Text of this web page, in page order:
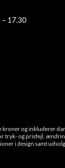
– 17.30
kroner og inkluderer
tryk- og prisfejl,
i design samt